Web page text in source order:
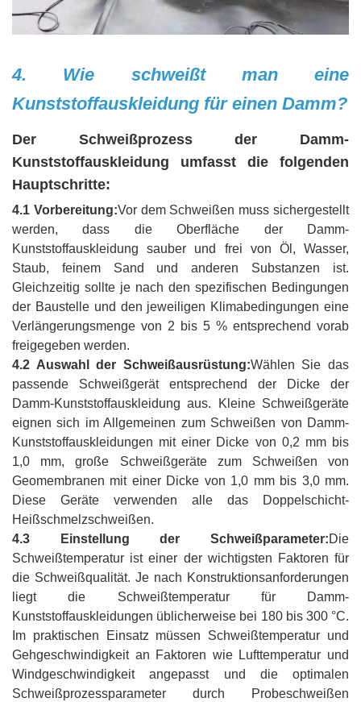
4. Wie schweißt man eine
Kunststoffauskleidung für einen Damm?
Der Schweißprozess der Damm-
Kunststoffauskleidung umfasst die folgenden
Hauptschritte:
4.1 Vorbereitung:Vor dem Schweißen muss sichergestellt
werden, dass die Oberfläche der Damm-
Kunststoffauskleidung sauber und frei von Öl, Wasser,
Staub, feinem Sand und anderen Substanzen ist.
Gleichzeitig sollte je nach den spezifischen Bedingungen
der Baustelle und den jeweiligen Klimabedingungen eine
Verlängerungsmenge von 2 bis 5 % entsprechend vorab
freigegeben werden.
4.2 Auswahl der Schweißausrüstung:Wählen Sie das
passende Schweißgerät entsprechend der Dicke der
Damm-Kunststoffauskleidung aus. Kleine Schweißgeräte
eignen sich im Allgemeinen zum Schweißen von Damm-
Kunststoffauskleidungen mit einer Dicke von 0,2 mm bis
1,0 mm, große Schweißgeräte zum Schweißen von
Geomembranen mit einer Dicke von 1,0 mm bis 3,0 mm.
Diese Geräte verwenden alle das Doppelschicht-
Heißschmelzschweißen.
4.3 Einstellung der Schweißparameter:Die
Schweißtemperatur ist einer der wichtigsten Faktoren für
die Schweißqualität. Je nach Konstruktionsanforderungen
liegt die Schweißtemperatur für Damm-
Kunststoffauskleidungen üblicherweise bei 180 bis 300 °C.
Im praktischen Einsatz müssen Schweißtemperatur und
Gehgeschwindigkeit an Faktoren wie Lufttemperatur und
Windgeschwindigkeit angepasst und die optimalen
Schweißprozessparameter durch Probeschweißen